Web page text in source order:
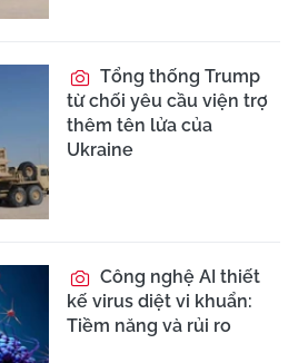
Tổng thống Trump
từ chối yêu cầu viện trợ
thêm tên lửa của
Ukraine
Công nghệ AI thiết
kế virus diệt vi khuẩn:
Tiềm năng và rủi ro